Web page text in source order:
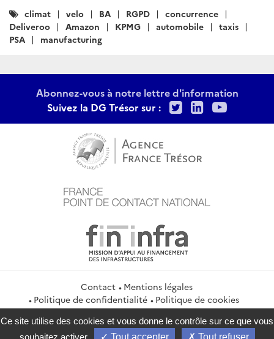
Catégories
:
climat velo BA RGPD
concurrence
Deliveroo
Amazon KPMG automobile
taxis
PSA
manufacturing
Abonnez-vous à notre lettre d'information
Suivez la DG Trésor sur :
TwitterLinkedIn
Contact
Mentions légales
Politique de confidentialité
Politique de cookies
Gestion des cookies
Flux RSS
service-public.gouv.fr
legifrance.gouv.fr info.gouv.fr
Ce site utilise des cookies et vous donne le contrôle sur ce que vous
souhaitez activer
Tout accepter Tout refuser